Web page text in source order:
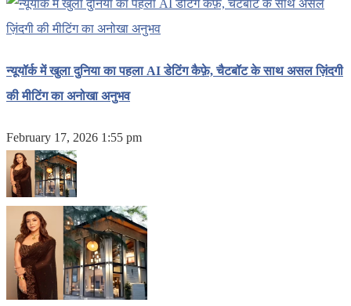
न्यूयॉर्क में खुला दुनिया का पहला AI डेटिंग कैफ़े, चैटबॉट के साथ असल ज़िंदगी
की मीटिंग का अनोखा अनुभव
February 17, 2026 1:55 pm